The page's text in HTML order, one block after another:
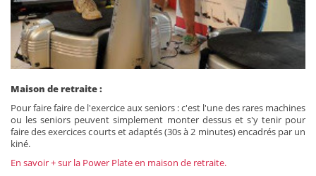
Maison de retraite :
Pour faire faire de l'exercice aux seniors : c'est l'une des rares machines
ou les seniors peuvent simplement monter dessus et s'y tenir pour
faire des exercices courts et adaptés (30s à 2 minutes) encadrés par un
kiné.
En savoir + sur la Power Plate en maison de retraite.